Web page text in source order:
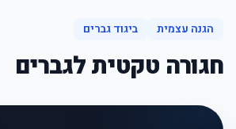
הגנה עצמית ביגוד גברים
חגורה טקטית לגברים